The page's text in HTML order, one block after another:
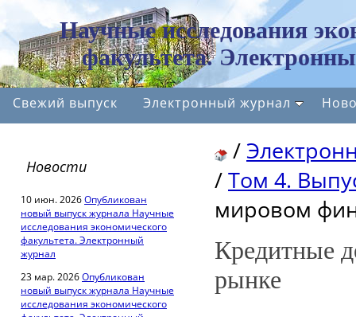
Научные исследования
факультета.
Свежий выпуск Электронный журнал
Новости
10 июн. 2026Опубликован
новый выпуск журнала Научные
исследования экономического
факультета. Электронный
журнал
23 мар. 2026Опубликован
новый выпуск журнала Научные
исследования экономического
/
/Том 4.
мировом
Кредитные
рынке